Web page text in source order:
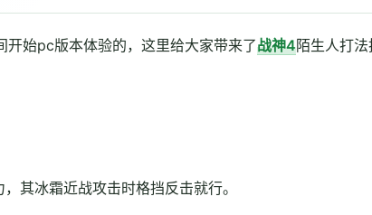
始pc版本体验的，这里给大家带来了战神4陌生人打
其冰霜近战攻击时格挡反击就行。